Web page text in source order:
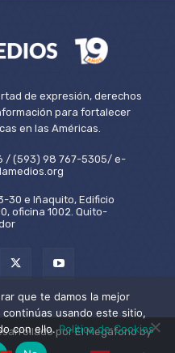
de expresión, derechos
para fortalecer
en las Américas.
/ (593) 98 767-5305/ e-
30 e Iñaquito, Edificio
oficina 1002. Quito-
por El Megáfono by
que te damos la mejor
usando este sitio,
con ello.Política de Cookies